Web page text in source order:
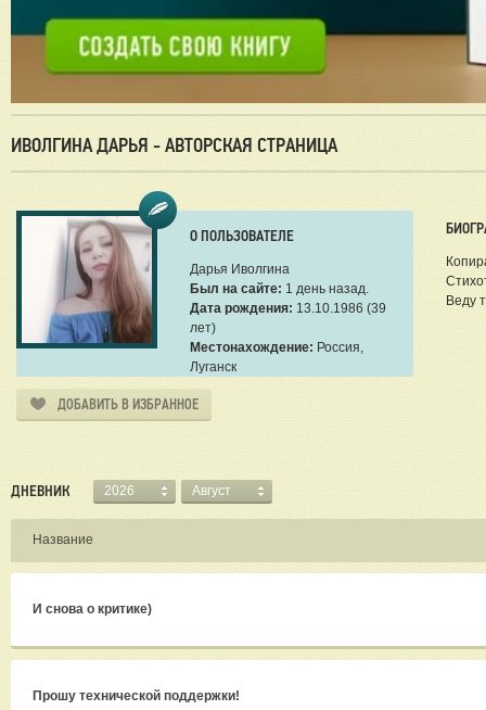
ИВОЛГИНА ДАРЬЯ - АВТОРСКАЯ СТРАНИЦА
О ПОЛЬЗОВАТЕЛЕ
Дарья Иволгина
Был на сайте: 1 день назад.
Дата рождения: 13.10.1986 (39
лет)
Местонахождение: Россия,
Луганск
ДОБАВИТЬ В ИЗБРАННОЕ
Веду
ДНЕВНИК 2026 Август
Название
И снова о критике)
Прошу технической поддержки!